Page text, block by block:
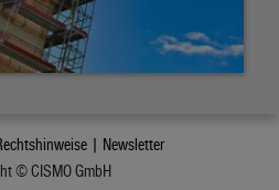
| Newsletter
© CISMO GmbH